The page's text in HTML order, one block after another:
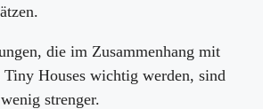
die im Zusammenhang mit
Tiny Houses wichtig werden, sind
strenger.